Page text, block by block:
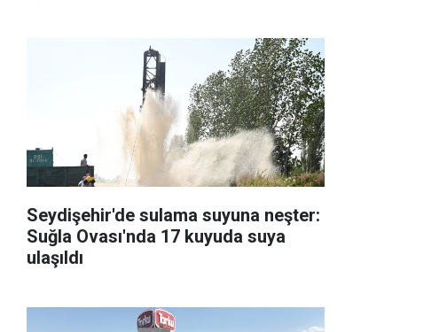
Seydişehir'de sulama suyuna neşter:
Suğla Ovası'nda 17 kuyuda suya
ulaşıldı